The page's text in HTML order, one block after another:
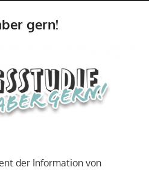
gern!
der Information von